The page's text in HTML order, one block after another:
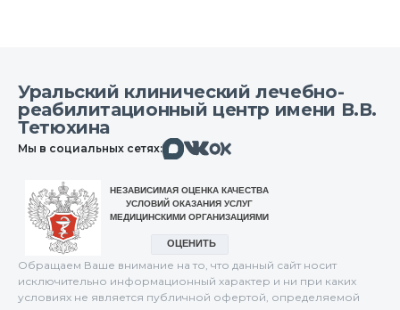
Уральский клинический лечебно-
реабилитационный центр имени В.В.
Тетюхина
Мы в социальных сетях:МаксВконтактеОдноклассники
Обращаем Ваше внимание на то, что данный сайт носит
исключительно информационный характер и ни при каких
условиях не является публичной офертой, определяемой